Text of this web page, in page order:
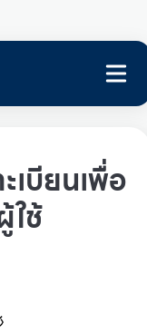
เบียนเพื่อ
ช้